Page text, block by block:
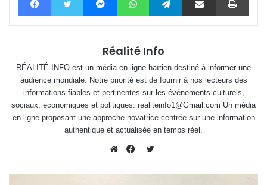
Réalité Info
RÉALITÉ INFO est un média en ligne haïtien destiné à informer une
audience mondiale. Notre priorité est de fournir à nos lecteurs des
informations fiables et pertinentes sur les événements culturels,
sociaux, économiques et politiques. realiteinfo1@Gmail.com Un média
en ligne proposant une approche novatrice centrée sur une information
authentique et actualisée en temps réel.